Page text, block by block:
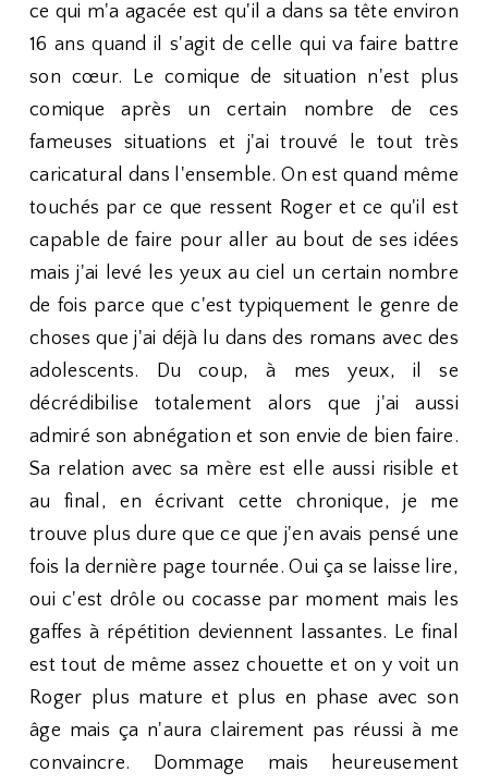
ce qui m'a agacée est qu'il a dans sa tête environ
16 ans quand il s'agit de celle qui va faire battre
son cœur. Le comique de situation n'est plus
comique après un certain nombre de ces
fameuses situations et j'ai trouvé le tout très
caricatural dans l'ensemble. On est quand même
touchés par ce que ressent Roger et ce qu'il est
capable de faire pour aller au bout de ses idées
mais j'ai levé les yeux au ciel un certain nombre
de fois parce que c'est typiquement le genre de
choses que j'ai déjà lu dans des romans avec des
adolescents. Du coup, à mes yeux, il se
décrédibilise totalement alors que j'ai aussi
admiré son abnégation et son envie de bien faire.
Sa relation avec sa mère est elle aussi risible et
au final, en écrivant cette chronique, je me
trouve plus dure que ce que j'en avais pensé une
fois la dernière page tournée. Oui ça se laisse lire,
oui c'est drôle ou cocasse par moment mais les
gaffes à répétition deviennent lassantes. Le final
est tout de même assez chouette et on y voit un
Roger plus mature et plus en phase avec son
âge mais ça n'aura clairement pas réussi à me
convaincre. Dommage mais heureusement